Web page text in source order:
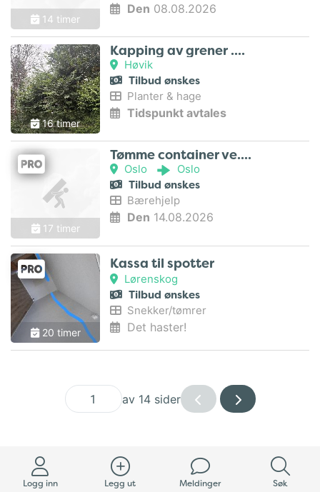
Logg inn Legg ut Meldinger Søk
14 timer
Den 08.08.2026
16 timer
Kapping av grener ..
Høvik
Tilbud ønskes
Planter & hage
Tidspunkt avtales
17 timer
Tømme container ve..
Oslo Oslo
Tilbud ønskes
Bærehjelp
Den 14.08.2026
20 timer
Kassa til spotter
Lørenskog
Tilbud ønskes
Snekker/tømrer
Det haster!
av 14 sider